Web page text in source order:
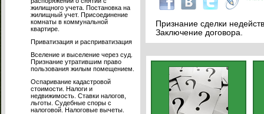
жилищного учета. Постановка на
жилищный учет. Присоединение
комнаты в коммунальной
квартире.
Приватизация и расприватизация
Вселение и выселение через суд.
Признание утратившим право
пользования жилым помещением.
Оспаривание кадастровой
стоимости. Налоги и
недвижимость. Ставки налогов,
льготы. Судебные споры с
налоговой. Налоговые вычеты.
Признание сделки
Заключение договора.